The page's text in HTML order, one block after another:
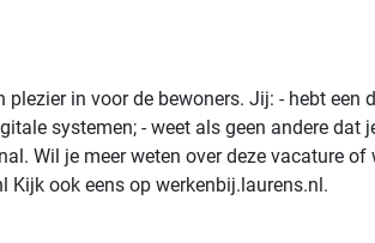
in voor de bewoners. Jij: - hebt een
systemen; - weet als geen andere dat
Wil je meer weten over deze vacature
ook eens op werkenbij.laurens.nl.